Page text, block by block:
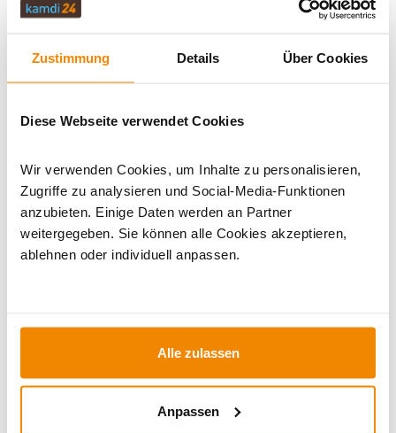
Zustimmung Details Über Cookies
Diese Webseite verwendet Cookies
Wir verwenden Cookies, um Inhalte zu personalisieren,
Zugriffe zu analysieren und Social-Media-Funktionen
anzubieten. Einige Daten werden an Partner
weitergegeben. Sie können alle Cookies akzeptieren,
ablehnen oder individuell anpassen.
Alle zulassen
Anpassen
Welches Holz eignet sich für den Pizzaofen?
Worauf beim Kauf achten?
Fazit
Was macht einen Holz-Pizzaofen
besonders?
Design mit